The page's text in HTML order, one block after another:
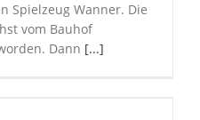
Spielzeug Wanner. Die
vom Bauhof
Dann [...]